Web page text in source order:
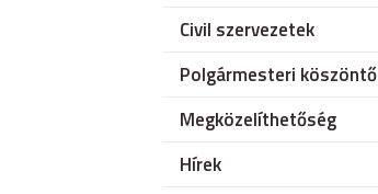
Civil szervezetek
Polgármesteri köszöntő
Megközelíthetőség
Hírek